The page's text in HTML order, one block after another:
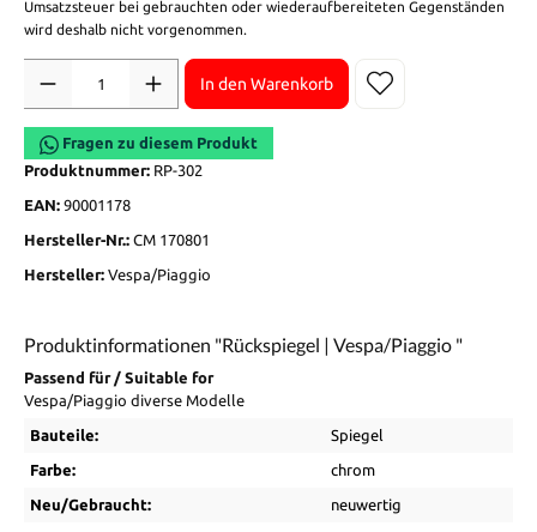
Umsatzsteuer bei gebrauchten oder wiederaufbereiteten Gegenständen
wird deshalb nicht vorgenommen.
In den Warenkorb
Fragen zu diesem Produkt
Produktnummer: RP-302
EAN: 90001178
Hersteller-Nr.: CM 170801
Hersteller: Vespa/Piaggio
Produktinformationen "Rückspiegel | Vespa/Piaggio "
Passend für / Suitable for
Vespa/Piaggio diverse Modelle
Bauteile: Spiegel
Farbe: chrom
Neu/Gebraucht: neuwertig